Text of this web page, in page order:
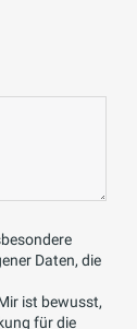
Daten, die
ist bewusst,
für die